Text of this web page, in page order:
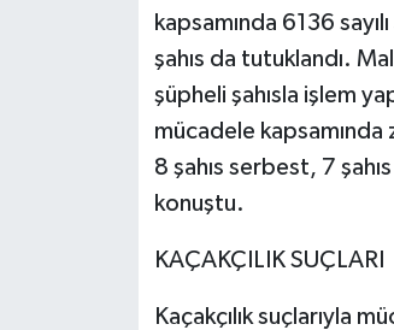
kapsamında 6136
şahıs da tutuklandı.
şüpheli şahısla işlem
mücadele kapsamında
8 şahıs serbest, 7
konuştu.
KAÇAKÇILIK SUÇLARI
Kaçakçılık suçlarıyla